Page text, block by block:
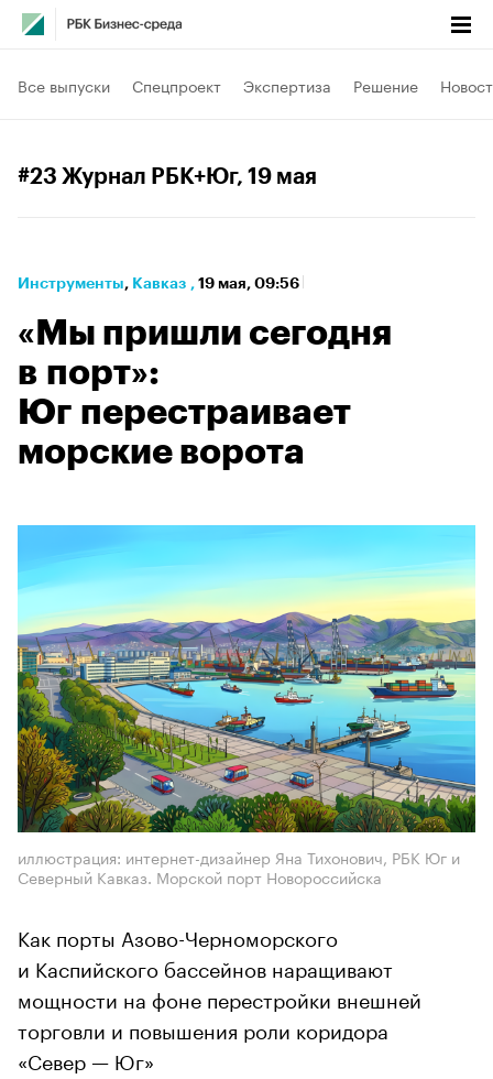
Все выпуски Спецпроект Экспертиза Решение
#23 Журнал РБК+Юг, 19 мая
Инструменты⁠, Кавказ , 19 мая, 09:56
«Мы пришли сегодня
в порт»:
Юг перестраивает
морские ворота
иллюстрация: интернет-дизайнер Яна Тихонович, РБК Юг и
Северный Кавказ. Морской порт Новороссийска
Как порты Азово-Черноморского
и Каспийского бассейнов наращивают
мощности на фоне перестройки внешней
торговли и повышения роли коридора
«Север — Юг»